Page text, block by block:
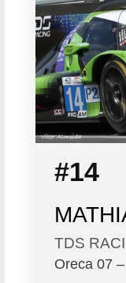
#14
TDS
Oreca 07